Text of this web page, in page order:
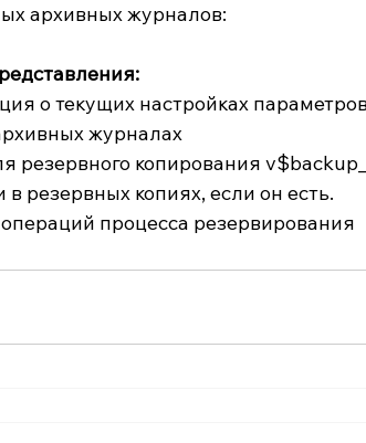
архивных журналов:
о текущих настройках
журналах
резервного копирования
резервных копиях, если он есть.
процесса резервирования